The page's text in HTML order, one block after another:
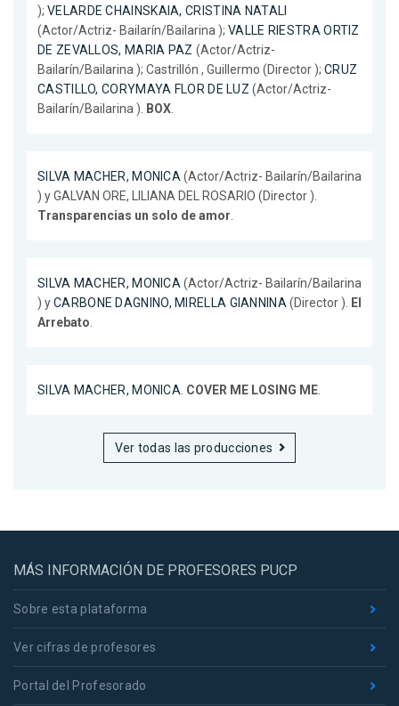
); VELARDE CHAINSKAIA, CRISTINA NATALI
(Actor/Actriz- Bailarín/Bailarina ); VALLE RIESTRA ORTIZ
DE ZEVALLOS, MARIA PAZ (Actor/Actriz-
Bailarín/Bailarina ); Castrillón , Guillermo (Director ); CRUZ
CASTILLO, CORYMAYA FLOR DE LUZ (Actor/Actriz-
Bailarín/Bailarina ). BOX.
SILVA MACHER, MONICA(Actor/Actriz- Bailarín/Bailarina
) y GALVAN ORE, LILIANA DEL ROSARIO (Director ).
Transparencias un solo de amor.
SILVA MACHER, MONICA(Actor/Actriz- Bailarín/Bailarina
) yCARBONE DAGNINO, MIRELLA GIANNINA(Director ). El
Arrebato.
SILVA MACHER, MONICA. COVER ME LOSING ME.
Ver todas las producciones
MÁS INFORMACIÓN DE PROFESORES PUCP
Sobre esta plataforma
Ver cifras de profesores
Portal del Profesorado